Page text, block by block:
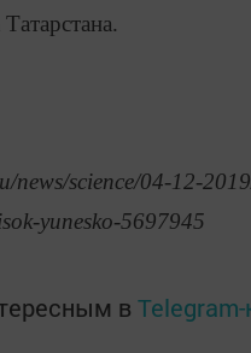
science/04-12-
yunesko-5697945
в